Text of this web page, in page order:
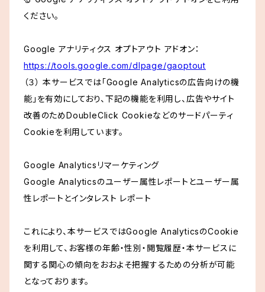
ください。
Google アナリティクス オプトアウト アドオン：
https://tools.google.com/dlpage/gaoptout
（３） 本サービスでは「Google Analyticsの広告向けの機
能」を有効にしており、下記の機能を利用し、広告やサイト
改善のためDoubleClick Cookieなどのサードパーティ
Cookieを利用しています。
Google Analyticsリマーケティング
Google Analyticsのユーザー属性レポートとユーザー属
性レポートとインタレスト レポート
これにより、本サービスではGoogle AnalyticsのCookie
を利用して、お客様の年齢・性別・閲覧履歴・本サービスに
関する関心の傾向をおおよそ把握するための分析が可能
となっております。